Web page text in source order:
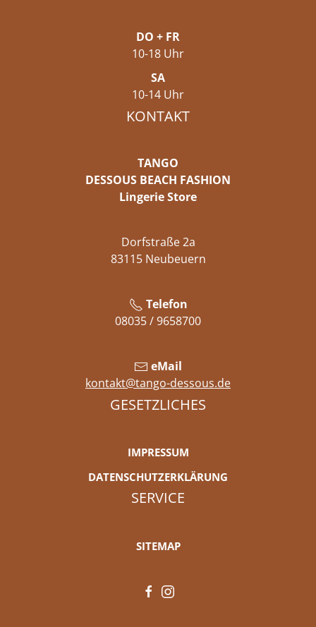
DO + FR
10-18 Uhr
SA
10-14 Uhr
KONTAKT
TANGO
DESSOUS BEACH FASHION
Lingerie Store
Dorfstraße 2a
83115 Neubeuern
Telefon
08035 / 9658700
eMail
kontakt@tango-dessous.de
GESETZLICHES
IMPRESSUM
DATENSCHUTZERKLÄRUNG
SERVICE
SITEMAP